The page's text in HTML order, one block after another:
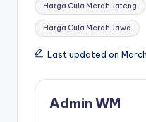
Harga Gula Merah Jateng
Harga Gula Merah Jawa
Last updated on
Admin WM